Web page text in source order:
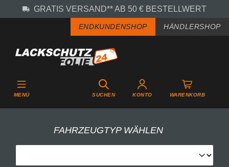
Zum Hauptinhalt springen
GRATIS VERSAND** AB 50 € BESTELLWERT
ENDKUNDENSHOP HÄNDLERSHOP
MENÜ SUCHEN KONTO WARENKORB
FAHRZEUGTYP WÄHLEN